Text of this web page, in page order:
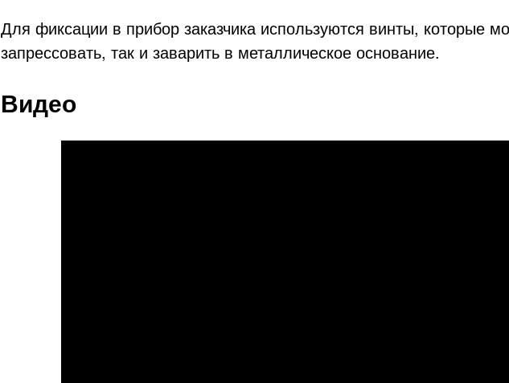
Для фиксации в прибор заказчика используются винты, которые
запрессовать, так и заварить в металлическое основание.
Видео